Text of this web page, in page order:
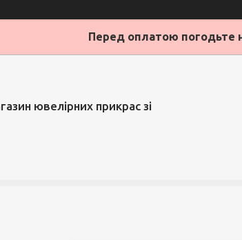
Перед оплатою погодьте
ювелірних прикрас зі